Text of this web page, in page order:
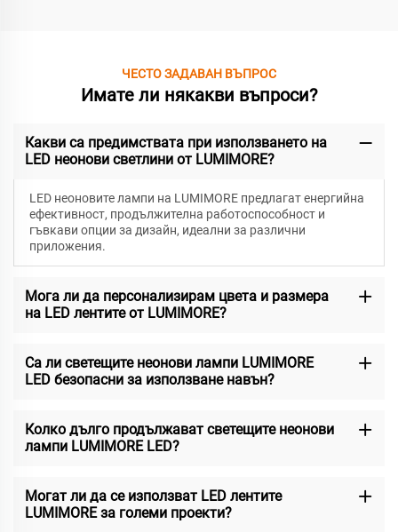
ЧЕСТО ЗАДАВАН ВЪПРОС
Имате ли някакви въпроси?
Какви са предимствата при използването на
LED неонови светлини от LUMIMORE?
LED неоновите лампи на LUMIMORE предлагат енергийна
ефективност, продължителна работоспособност и
гъвкави опции за дизайн, идеални за различни
приложения.
Мога ли да персонализирам цвета и размера
на LED лентите от LUMIMORE?
Са ли светещите неонови лампи LUMIMORE
LED безопасни за използване навън?
Колко дълго продължават светещите неонови
лампи LUMIMORE LED?
Могат ли да се използват LED лентите
LUMIMORE за големи проекти?